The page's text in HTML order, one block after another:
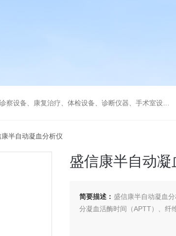
检设备、诊断仪器、手术室设备急救室、监护设备诊疗室等医疗设备。
半自动凝血分析仪
盛信康半自动凝
简要描述： 盛信康半自动凝血
分凝血活酶时间（APTT）、纤